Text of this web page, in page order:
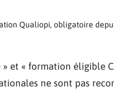
Qualiopi, obligatoire
et « formation éligible
ne sont pas